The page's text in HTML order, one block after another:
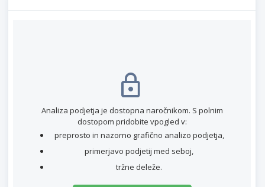
Analiza podjetja je dostopna naročnikom. S polnim
dostopom pridobite vpogled v:
preprosto in nazorno grafično analizo podjetja,
primerjavo podjetij med seboj,
tržne deleže.